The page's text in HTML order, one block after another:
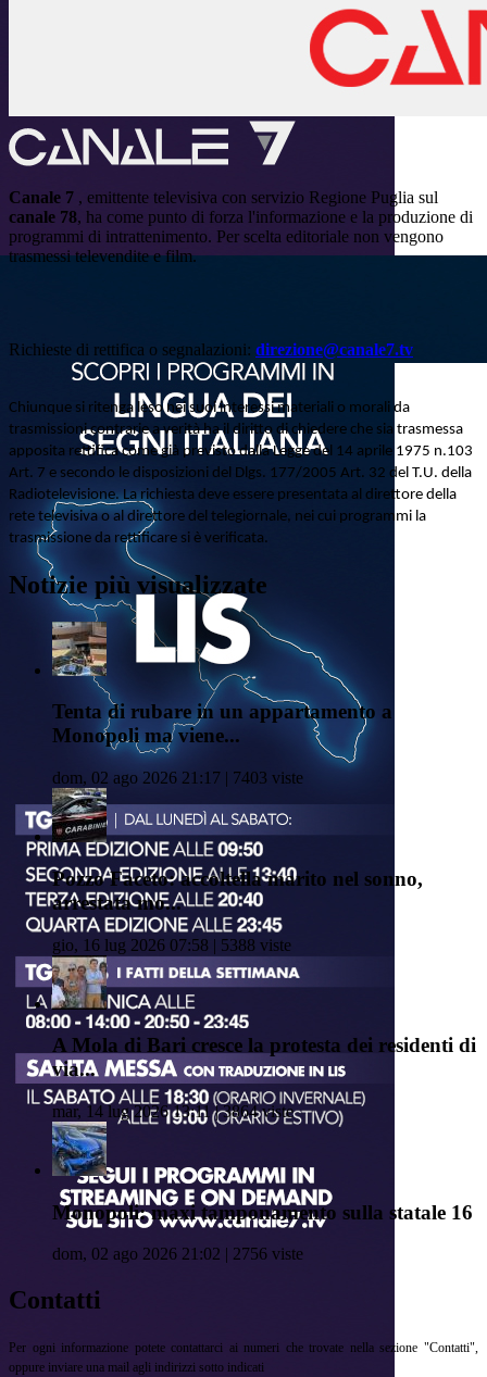
Canale 7 , emittente televisiva con servizio Regione Puglia sul
canale 78, ha come punto di forza l'informazione e la produzione di
programmi di intrattenimento. Per scelta editoriale non vengono
trasmessi televendite e film.
Richieste di rettifica o segnalazioni: direzione@canale7.tv
Chiunque si ritenga leso nei suoi interessi materiali o morali da
trasmissioni contrarie a verità ha il diritto di chiedere che sia trasmessa
apposita rettifica come già previsto dalla Legge del 14 aprile 1975 n.103
Art. 7 e secondo le disposizioni del Dlgs. 177/2005 Art. 32 del T.U. della
Radiotelevisione. La richiesta deve essere presentata al direttore della
rete televisiva o al direttore del telegiornale, nei cui programmi la
trasmissione da rettificare si è verificata.
Notizie più visualizzate
Tenta di rubare in un appartamento a
Monopoli ma viene...
dom, 02 ago 2026 21:17 | 7403 viste
Pozzo Faceto: accoltella marito nel sonno,
arrestata mo...
gio, 16 lug 2026 07:58 | 5388 viste
A Mola di Bari cresce la protesta dei residenti di
via...
mar, 14 lug 2026 13:11 | 3864 viste
Monopoli: maxi tamponamento sulla statale 16
dom, 02 ago 2026 21:02 | 2756 viste
Contatti
Per ogni informazione potete contattarci ai numeri che trovate nella sezione "Contatti",
oppure inviare una mail agli indirizzi sotto indicati